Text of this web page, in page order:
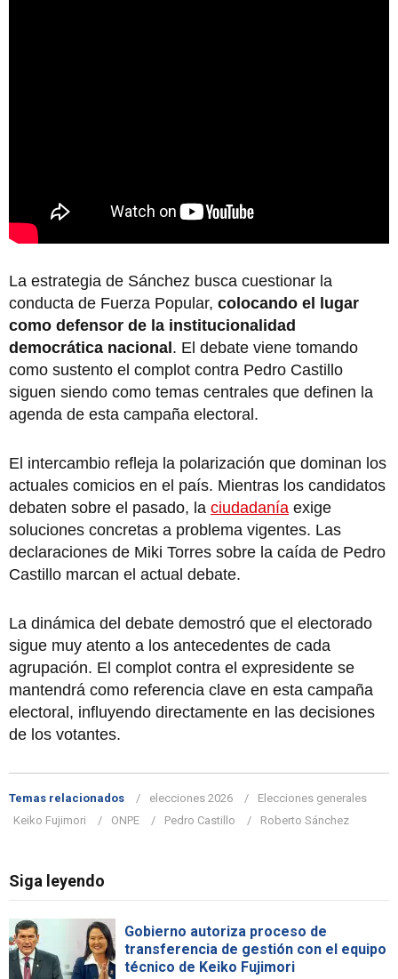
La estrategia de Sánchez busca cuestionar la
conducta de Fuerza Popular, colocando el lugar
como defensor de la institucionalidad
democrática nacional. El debate viene tomando
como sustento el complot contra Pedro Castillo
siguen siendo como temas centrales que definen la
agenda de esta campaña electoral.
El intercambio refleja la polarización que dominan los
actuales comicios en el país. Mientras los candidatos
debaten sobre el pasado, la ciudadanía exige
soluciones concretas a problema vigentes. Las
declaraciones de Miki Torres sobre la caída de Pedro
Castillo marcan el actual debate.
La dinámica del debate demostró que el electorado
sigue muy atento a los antecedentes de cada
agrupación. El complot contra el expresidente se
mantendrá como referencia clave en esta campaña
electoral, influyendo directamente en las decisiones
de los votantes.
Temas relacionados elecciones 2026
Elecciones generales
Keiko Fujimori
ONPE Pedro Castillo Roberto Sánchez
Siga leyendo
Gobierno autoriza proceso de
transferencia de gestión con el equipo
técnico de Keiko Fujimori